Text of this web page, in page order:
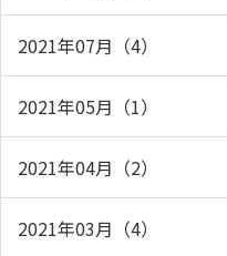
2021年07月（4）
2021年05月（1）
2021年04月（2）
2021年03月（4）